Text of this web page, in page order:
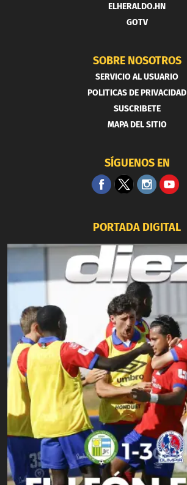
ELHERALDO.HN
GOTV
SOBRE NOSOTROS
SERVICIO AL USUARIO
POLITICAS DE PRIVACIDAD
SUSCRIBETE
MAPA DEL SITIO
SÍGUENOS EN
PORTADA DIGITAL